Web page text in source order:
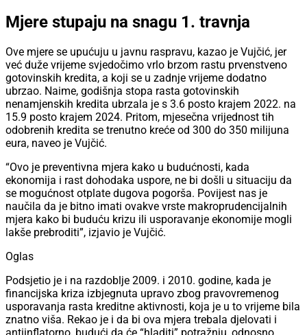
Mjere stupaju na snagu 1. travnja
Ove mjere se upućuju u javnu raspravu, kazao je Vujčić, jer
već duže vrijeme svjedočimo vrlo brzom rastu prvenstveno
gotovinskih kredita, a koji se u zadnje vrijeme dodatno
ubrzao. Naime, godišnja stopa rasta gotovinskih
nenamjenskih kredita ubrzala je s 3.6 posto krajem 2022. na
15.9 posto krajem 2024. Pritom, mjesečna vrijednost tih
odobrenih kredita se trenutno kreće od 300 do 350 milijuna
eura, naveo je Vujčić.
“Ovo je preventivna mjera kako u budućnosti, kada
ekonomija i rast dohodaka uspore, ne bi došli u situaciju da
se mogućnost otplate dugova pogorša. Povijest nas je
naučila da je bitno imati ovakve vrste makroprudencijalnih
mjera kako bi buduću krizu ili usporavanje ekonomije mogli
lakše prebroditi”, izjavio je Vujčić.
Oglas
Podsjetio je i na razdoblje 2009. i 2010. godine, kada je
financijska kriza izbjegnuta upravo zbog pravovremenog
usporavanja rasta kreditne aktivnosti, koja je u to vrijeme bila
znatno viša. Rekao je i da bi ova mjera trebala djelovati i